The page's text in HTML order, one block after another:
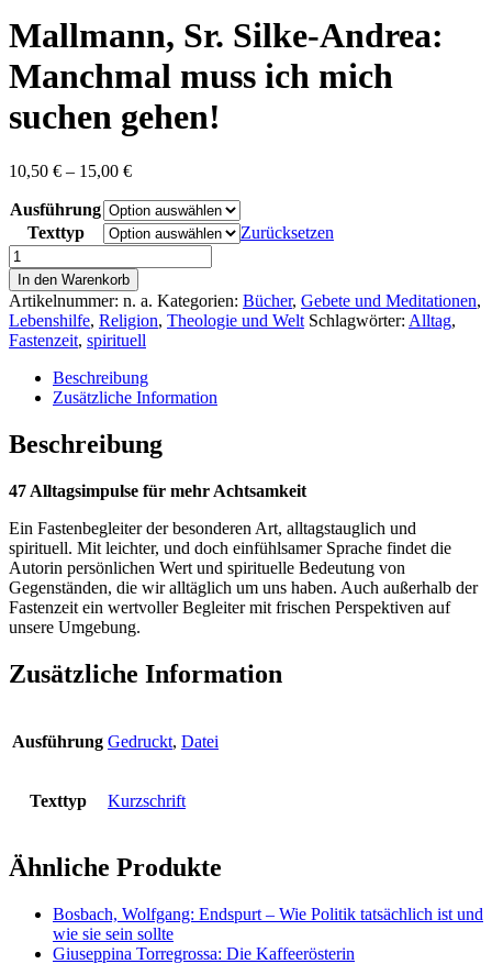
Mallmann, Sr. Silke-Andrea:
Manchmal muss ich mich
suchen gehen!
10,50 € – 15,00 €Preisspanne:
bis
15,00 €
Ausführung
Texttyp
Zurücksetzen
Mallmann,
Sr.
Silke-
Andrea:
Manchmal
muss
mich
suchen
gehen!
Menge
In den Warenkorb
Artikelnummer: n. a. Kategorien: Bücher, Gebete und Meditationen,
Lebenshilfe, Religion, Theologie und Welt Schlagwörter: Alltag,
Fastenzeit, spirituell
Beschreibung
Zusätzliche Information
Beschreibung
47 Alltagsimpulse für mehr Achtsamkeit
Ein Fastenbegleiter der besonderen Art, alltagstauglich und
spirituell. Mit leichter, und doch einfühlsamer Sprache findet die
Autorin persönlichen Wert und spirituelle Bedeutung von
Gegenständen, die wir alltäglich um uns haben. Auch außerhalb der
Fastenzeit ein wertvoller Begleiter mit frischen Perspektiven auf
unsere Umgebung.
Zusätzliche Information
Ausführung Gedruckt, Datei
Texttyp Kurzschrift
Ähnliche Produkte
Bosbach, Wolfgang: Endspurt – Wie Politik tatsächlich ist und
wie sie sein sollte
Giuseppina Torregrossa: Die Kaffeerösterin